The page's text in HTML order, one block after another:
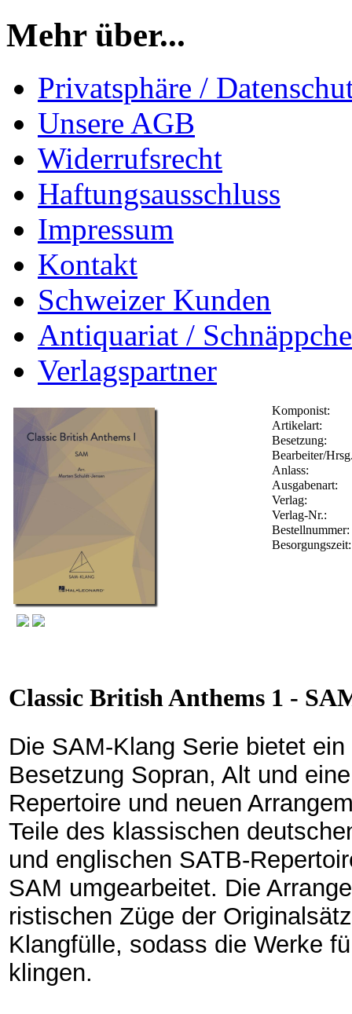
Mehr über...
Privatsphäre /
Unsere AGB
Widerrufsrecht
Haftungsausschluss
Impressum
Kontakt
Schweizer Kunden
Antiquariat /
Verlagspartner
Komponist:
Artikelart:
Besetzung:
Bearbeiter/
Anlass:
Ausgabenart:
Verlag:
Verlag-Nr.:
Classic British Anthems 1 -
Die SAM-Klang Serie bietet
Besetzung Sopran, Alt und
Repertoire und neuen
Teile des klassischen
und englischen SATB-
SAM umgearbeitet. Die
ristischen Züge der
Klangfülle, sodass die Werke
klingen.